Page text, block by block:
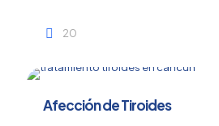
20
Afección de Tiroides